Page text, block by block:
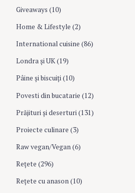
Giveaways (10)
Home & Lifestyle (2)
International cuisine (86)
Londra şi UK(19)
Pâine şi biscuiţi(10)
Povesti din bucatarie (12)
Prăjituri şi deserturi(131)
Proiecte culinare (3)
Raw vegan/Vegan(6)
Rețete (296)
Reţete cu anason(10)